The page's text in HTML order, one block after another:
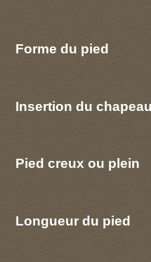
Forme du pied
Insertion du
Pied creux ou plein
Longueur du pied